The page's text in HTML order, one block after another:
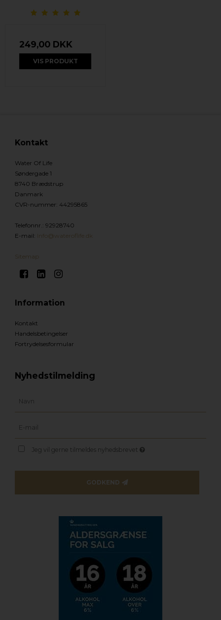
249,00 DKK
VIS PRODUKT
Kontakt
Water Of Life
Søndergade 1
8740 Brædstrup
Danmark
CVR-nummer: 44295865
Telefonnr.: 92928740
E-mail: Info@wateroflife.dk
Sitemap
Information
Kontakt
Handelsbetingelser
Fortrydelsesformular
Nyhedstilmelding
Jeg vil gerne tilmeldes nyhedsbrevet
GODKEND